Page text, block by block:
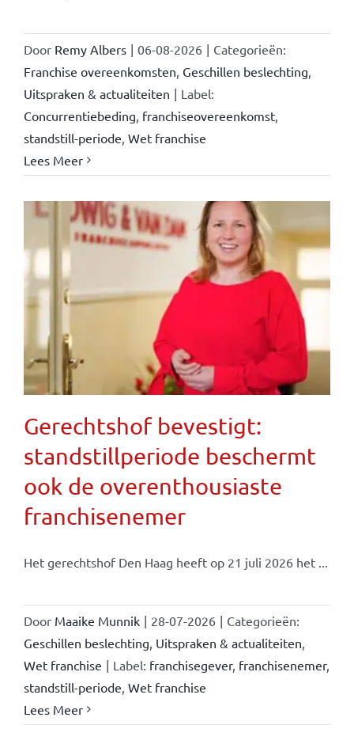
Door Remy Albers | 06-08-2026 | Categorieën:
Franchise overeenkomsten, Geschillen beslechting,
Uitspraken & actualiteiten | Label:
Concurrentiebeding, franchiseovereenkomst,
standstill-periode, Wet franchise
Lees Meer
Gerechtshof bevestigt:
standstillperiode beschermt
ook de overenthousiaste
franchisenemer
Het gerechtshof Den Haag heeft op 21 juli 2026 het ...
Door Maaike Munnik | 28-07-2026 | Categorieën:
Geschillen beslechting, Uitspraken & actualiteiten,
Wet franchise | Label: franchisegever, franchisenemer,
standstill-periode, Wet franchise
Lees Meer